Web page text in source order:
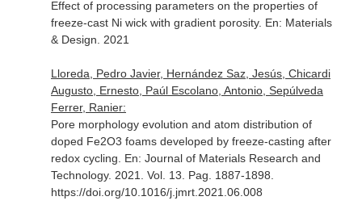
Effect of processing parameters on the properties of
freeze-cast Ni wick with gradient porosity. En: Materials
& Design . 2021
Lloreda, Pedro Javier, Hernández Saz, Jesús, Chicardi
Augusto, Ernesto, Paúl Escolano, Antonio, Sepúlveda
Ferrer, Ranier:
Pore morphology evolution and atom distribution of
doped Fe2O3 foams developed by freeze-casting after
redox cycling. En: Journal of Materials Research and
Technology. 2021. Vol. 13. Pag. 1887-1898.
https://doi.org/10.1016/j.jmrt.2021.06.008